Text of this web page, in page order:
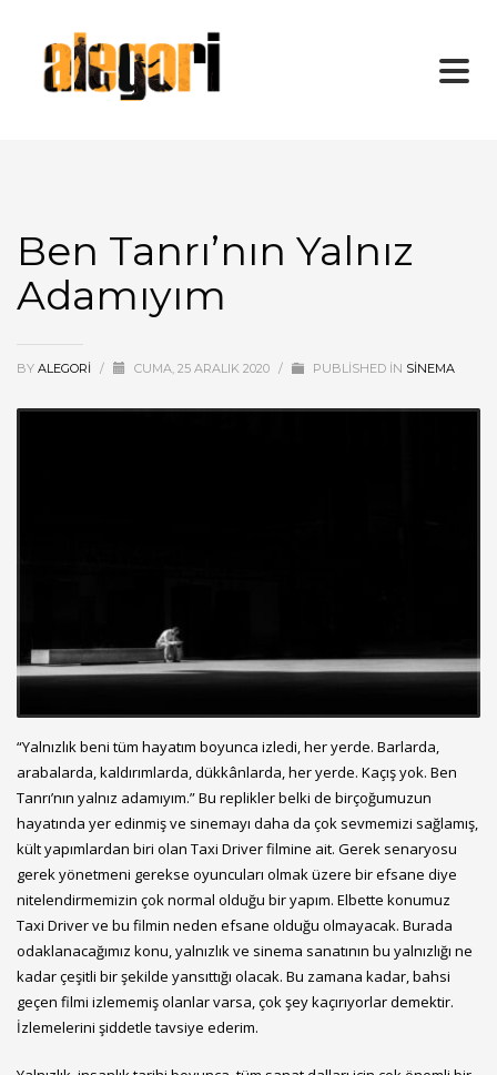
Ben Tanrı’nın Yalnız
Adamıyım
BY ALEGORI / CUMA, 25 ARALIK 2020 / PUBLISHED IN SİNEMA
“Yalnızlık beni tüm hayatım boyunca izledi, her yerde. Barlarda,
arabalarda, kaldırımlarda, dükkânlarda, her yerde. Kaçış yok. Ben
Tanrı’nın yalnız adamıyım.” Bu replikler belki de birçoğumuzun
hayatında yer edinmiş ve sinemayı daha da çok sevmemizi sağlamış,
kült yapımlardan biri olan Taxi Driver filmine ait. Gerek senaryosu
gerek yönetmeni gerekse oyuncuları olmak üzere bir efsane diye
nitelendirmemizin çok normal olduğu bir yapım. Elbette konumuz
Taxi Driver ve bu filmin neden efsane olduğu olmayacak. Burada
odaklanacağımız konu, yalnızlık ve sinema sanatının bu yalnızlığı ne
kadar çeşitli bir şekilde yansıttığı olacak. Bu zamana kadar, bahsi
geçen filmi izlememiş olanlar varsa, çok şey kaçırıyorlar demektir.
İzlemelerini şiddetle tavsiye ederim.